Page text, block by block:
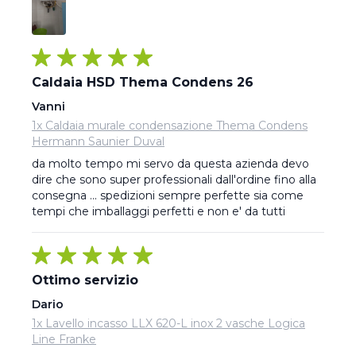
Caldaia HSD Thema Condens 26
Vanni
1x Caldaia murale condensazione Thema Condens
Hermann Saunier Duval
da molto tempo mi servo da questa azienda devo
dire che sono super professionali dall'ordine fino alla
consegna ... spedizioni sempre perfette sia come
tempi che imballaggi perfetti e non e' da tutti
Ottimo servizio
Dario
1x Lavello incasso LLX 620-L inox 2 vasche Logica
Line Franke